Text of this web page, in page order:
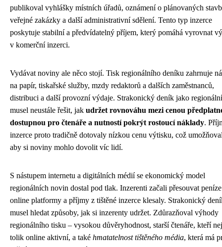
publikoval vyhlášky místních úřadů, oznámení o plánovaných
veřejné zakázky a další administrativní sdělení. Tento typ inzerce
poskytuje stabilní a předvídatelný příjem, který pomáhá vyrovnat
v komerční inzerci.
Vydávat noviny ale něco stojí. Tisk regionálního deníku zahrnuje
na papír, tiskařské služby, mzdy redaktorů a dalších zaměstnanců,
distribuci a další provozní výdaje. Strakonický deník jako
musel neustále řešit, jak udržet rovnováhu mezi cenou
dostupnou pro čtenáře a nutností pokrýt rostoucí náklady.
inzerce proto tradičně dotovaly nízkou cenu výtisku, což
aby si noviny mohlo dovolit víc lidí.
S nástupem internetu a digitálních médií se ekonomický model
regionálních novin dostal pod tlak. Inzerenti začali přesouvat
online platformy a příjmy z tištěné inzerce klesaly. Strakonický
musel hledat způsoby, jak si inzerenty udržet. Zdůrazňoval výhody
regionálního tisku – vysokou důvěryhodnost, starší čtenáře, kteří
tolik online aktivní, a také hmatatelnost tištěného média, která má